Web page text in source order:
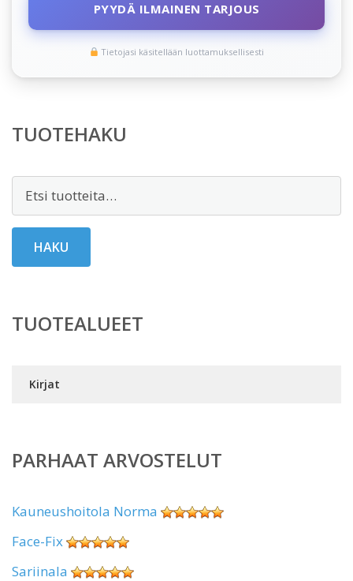
PYYDÄ ILMAINEN TARJOUS
Tietojasi käsitellään luottamuksellisesti
TUOTEHAKU
Etsi:
HAKU
TUOTEALUEET
Kirjat
PARHAAT ARVOSTELUT
Kauneushoitola Norma
Face-Fix
Sariinala